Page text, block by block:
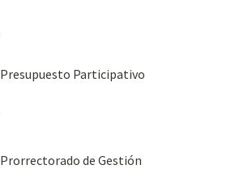
Presupuesto Participativo
Prorrectorado de Gestión